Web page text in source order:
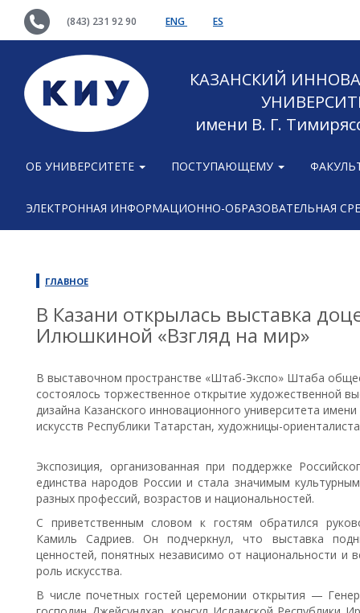
(843) 231 92 90 ENG ES
КАЗАНСКИЙ
имени В. Г.
ОБ УНИВЕРСИТЕТЕ ПОСТУПАЮЩЕМУ
ЭЛЕКТРОННАЯ ИНФОРМАЦИОННО-ОБРАЗОВАТЕЛЬНАЯ
ГЛАВНОЕ
В Казани открылась выставка
Илюшкиной «Взгляд на мир»
В выставочном пространстве «Штаб-Экспо» Штаба
состоялось торжественное открытие художественной
дизайна Казанского инновационного университета
искусств Республики Татарстан, художницы-
Экспозиция, организованная при поддержке
единства народов России и стала значимым
разных профессий, возрастов и национальностей.
С приветственным словом к гостям обратился
Камиль Садриев. Он подчеркнул, что выставка
ценностей, понятных независимо от национальности
роль искусства.
В числе почетных гостей церемонии открытия —